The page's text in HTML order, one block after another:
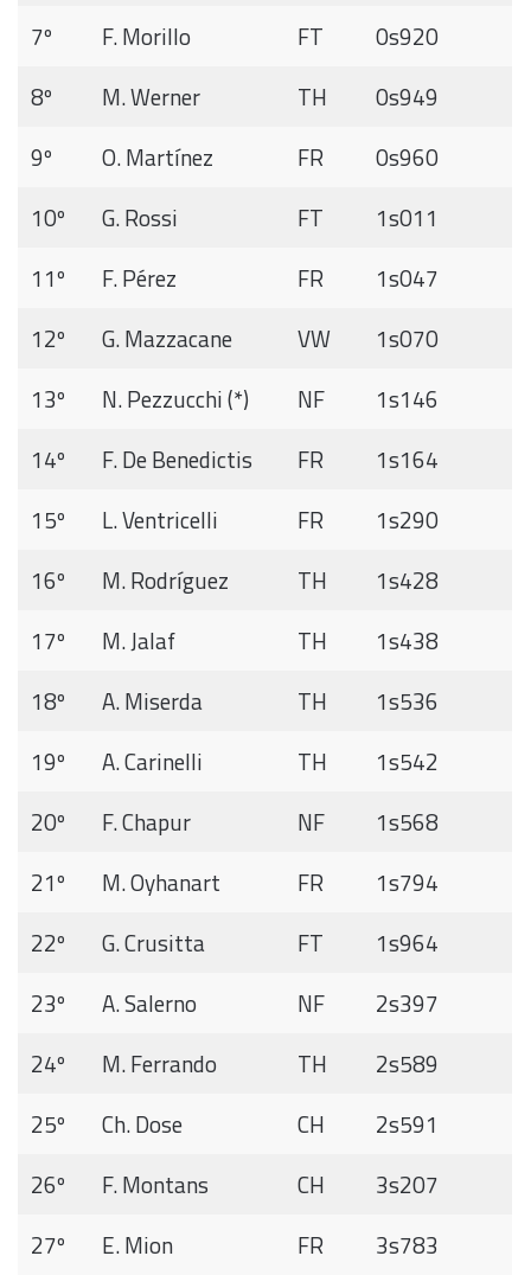
7º
F. Morillo FT
0s920
8º
M. Werner TH
0s949
9º
O. Martínez FR
0s960
10º
G. Rossi FT
1s011
11º
F. Pérez FR
1s047
12º
G. Mazzacane VW
1s070
13º
N. Pezzucchi (*) NF
1s146
14º
F. De Benedictis FR
1s164
15º
L. Ventricelli FR
1s290
16º
M. Rodríguez TH
1s428
17º
M. Jalaf TH
1s438
18º
A. Miserda TH
1s536
19º
A. Carinelli TH
1s542
20º
F. Chapur NF
1s568
21º
M. Oyhanart FR
1s794
22º
G. Crusitta FT
1s964
23º
A. Salerno NF
2s397
24º
M. Ferrando TH
2s589
25º
Ch. Dose CH
2s591
26º
F. Montans CH
3s207
27º
E. Mion FR 3s783